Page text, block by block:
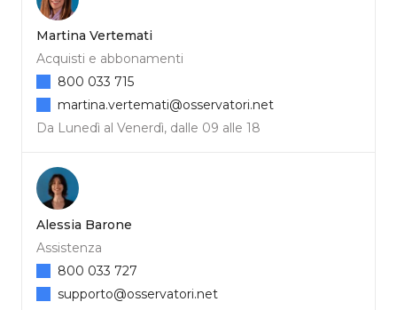
Martina Vertemati
Acquisti e abbonamenti
Da Lunedì al Venerdì, dalle 09 alle 18
800 033 715
martina.vertemati@osservatori.net
Alessia Barone
Assistenza
800 033 727
supporto@osservatori.net